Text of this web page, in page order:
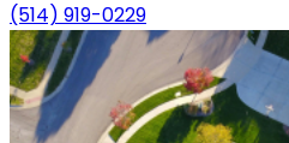
(514) 919-0229